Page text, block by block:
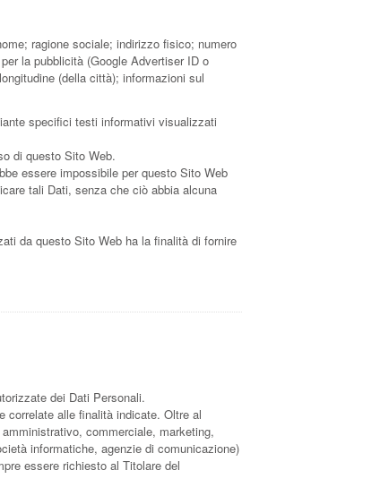
ragione sociale; indirizzo fisico; numero
la pubblicità (Google Advertiser ID o
(della città); informazioni sul
specifici testi informativi visualizzati
di questo Sito Web.
essere impossibile per questo Sito Web
tali Dati, senza che ciò abbia alcuna
da questo Sito Web ha la finalità di fornire
dei Dati Personali.
correlate alle finalità indicate. Oltre al
commerciale, marketing,
informatiche, agenzie di comunicazione)
essere richiesto al Titolare del